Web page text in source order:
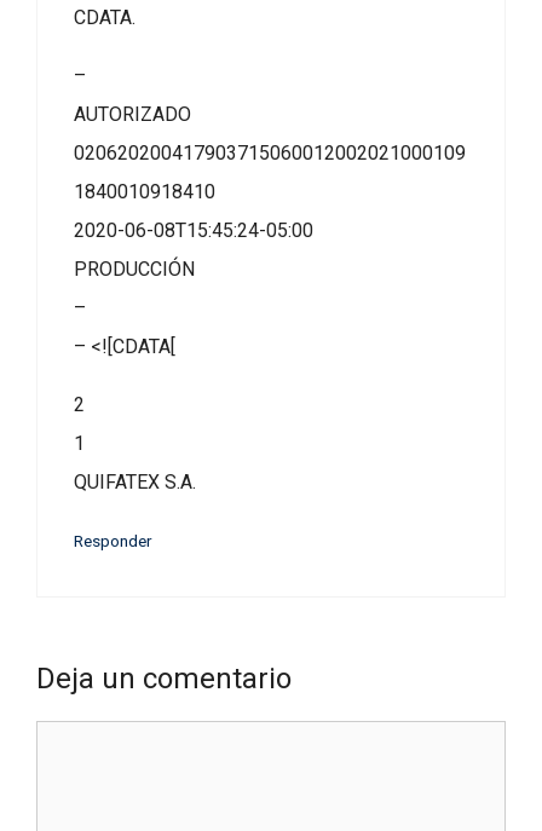
CDATA.
–
AUTORIZADO
020620200417903715060012002021000109
1840010918410
2020-06-08T15:45:24-05:00
PRODUCCIÓN
–
– <![CDATA[
2
1
QUIFATEX S.A.
Responder
Deja un comentario